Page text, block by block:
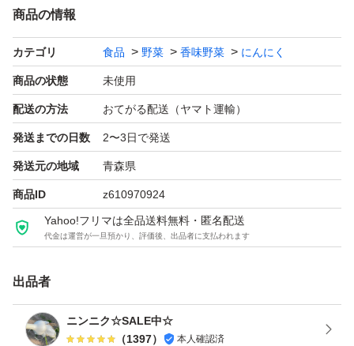
早めの発送を心がけております♪
皮むけ、青芽、腐れ、特に発根。
人の手で丁寧に選別しておりますが、ダンボールに入れ
配送しますので揺れ、長時間密封により
このような症状が出る可能性があります。
ご了承の上、購入お願い致します。
送料、資材の高騰によりネコポスに変更しました！
商品の情報
カテゴリ 食品 野菜 香味野菜 にんにく
商品の状態 未使用
配送の方法 おてがる配送（ヤマト運輸）
発送までの日数 2〜3日で発送
発送元の地域 青森県
商品ID z610970924
Yahoo!フリマは全品送料無料・匿名配送
代金は運営が一旦預かり、評価後、出品者に支払われます
出品者
ニンニク☆SALE中☆
（1397） 本人確認済